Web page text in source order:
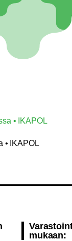
• IKAPOL
mukaan: